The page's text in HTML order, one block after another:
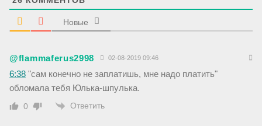
Новые
@flammaferus2998 02-08-2019 09:46
6:38 "сам конечно не заплатишь, мне надо платить"
обломала тебя Юлька-шпулька.
0 Ответить